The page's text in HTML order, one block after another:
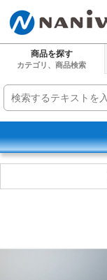
商品を探す
カテゴリ、商品検索